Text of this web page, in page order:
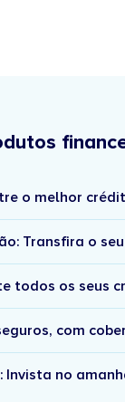
o melhor
Transfira o
todos os seus
com
Invista no